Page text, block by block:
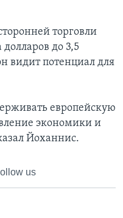
торговли
до 3,5
видит потенциал для
европейскую
экономики и
Йоханнис.
us